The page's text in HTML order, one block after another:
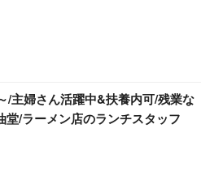
/主婦さん活躍中&扶養内可/残業な
堂/ラーメン店のランチスタッフ